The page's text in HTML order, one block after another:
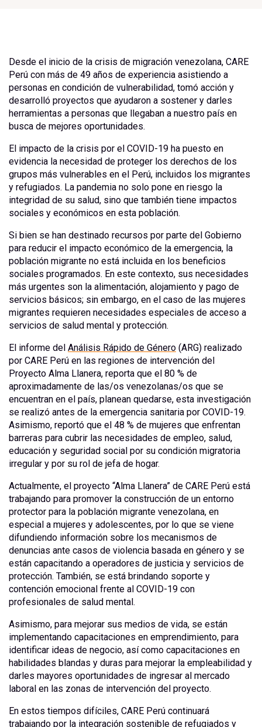
Desde el inicio de la crisis de migración venezolana, CARE
Perú con más de 49 años de experiencia asistiendo a
personas en condición de vulnerabilidad, tomó acción y
desarrolló proyectos que ayudaron a sostener y darles
herramientas a personas que llegaban a nuestro país en
busca de mejores oportunidades.
El impacto de la crisis por el COVID-19 ha puesto en
evidencia la necesidad de proteger los derechos de los
grupos más vulnerables en el Perú, incluidos los migrantes
y refugiados. La pandemia no solo pone en riesgo la
integridad de su salud, sino que también tiene impactos
sociales y económicos en esta población.
Si bien se han destinado recursos por parte del Gobierno
para reducir el impacto económico de la emergencia, la
población migrante no está incluida en los beneficios
sociales programados. En este contexto, sus necesidades
más urgentes son la alimentación, alojamiento y pago de
servicios básicos; sin embargo, en el caso de las mujeres
migrantes requieren necesidades especiales de acceso a
servicios de salud mental y protección.
El informe del Análisis Rápido de Género (ARG) realizado
por CARE Perú en las regiones de intervención del
Proyecto Alma Llanera, reporta que el 80 % de
aproximadamente de las/os venezolanas/os que se
encuentran en el país, planean quedarse, esta investigación
se realizó antes de la emergencia sanitaria por COVID-19.
Asimismo, reportó que el 48 % de mujeres que enfrentan
barreras para cubrir las necesidades de empleo, salud,
educación y seguridad social por su condición migratoria
irregular y por su rol de jefa de hogar.
Actualmente, el proyecto “Alma Llanera” de CARE Perú está
trabajando para promover la construcción de un entorno
protector para la población migrante venezolana, en
especial a mujeres y adolescentes, por lo que se viene
difundiendo información sobre los mecanismos de
denuncias ante casos de violencia basada en género y se
están capacitando a operadores de justicia y servicios de
protección. También, se está brindando soporte y
contención emocional frente al COVID-19 con
profesionales de salud mental.
Asimismo, para mejorar sus medios de vida, se están
implementando capacitaciones en emprendimiento, para
identificar ideas de negocio, así como capacitaciones en
habilidades blandas y duras para mejorar la empleabilidad y
darles mayores oportunidades de ingresar al mercado
laboral en las zonas de intervención del proyecto.
En estos tiempos difíciles, CARE Perú continuará
trabajando por la integración sostenible de refugiados y